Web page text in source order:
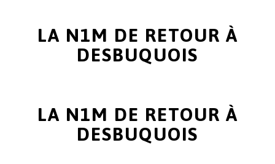
LA N1M DE RETOUR À
DESBUQUOIS
LA N1M DE RETOUR À
DESBUQUOIS